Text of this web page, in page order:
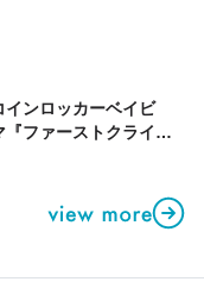
インロッカーベイビ
ファーストクライ』